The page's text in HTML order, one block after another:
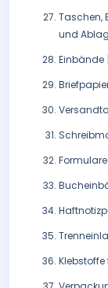
Taschen,
und
Einbände